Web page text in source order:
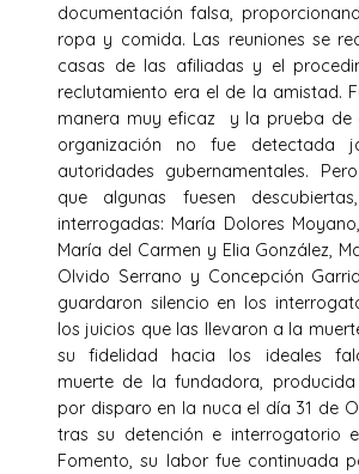
documentación falsa,
ropa y comida. Las reuniones se
casas de las afiliadas y el
reclutamiento era el de la amistad.
manera muy eficaz y la prueba de
organización no fue detectada
autoridades gubernamentales.
que algunas fuesen
interrogadas: María Dolores
María del Carmen y Elia González,
Olvido Serrano y Concepción
guardaron silencio en los
los juicios que las llevaron a la
su fidelidad hacia los ideales
muerte de la fundadora,
por disparo en la nuca el día 31 de
tras su detención e interrogatorio
Fomento, su labor fue continuada